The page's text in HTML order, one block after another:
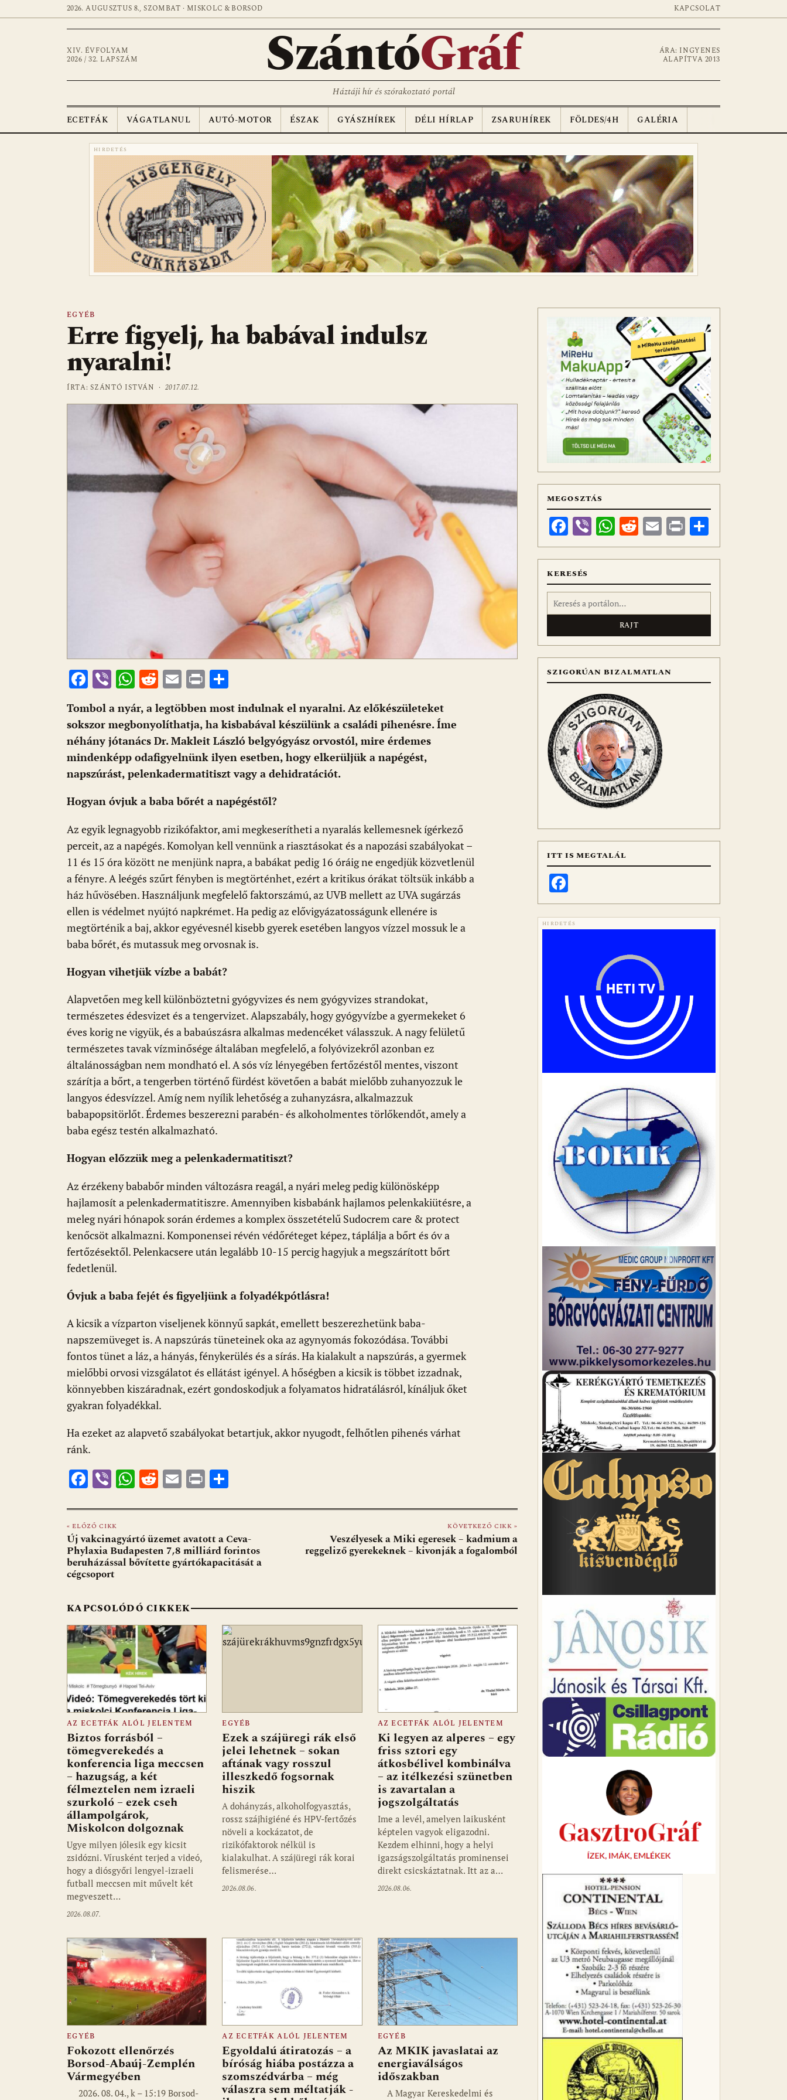
2026. AUGUSZTUS 8., SZOMBAT · MISKOLC & BORSOD KAPCSOLAT
XIV. ÉVFOLYAM
2026 / 32. LAPSZÁM
SzántóGráf
ÁRA: INGYENES
ALAPÍTVA 2013
Háztáji hír és szórakoztató portál
ECETFÁK VÁGATLANUL AUTÓ-MOTOR ÉSZAK GYÁSZHÍREK DÉLI HÍRLAP ZSARUHÍREK FÖLDES/4H GALÉRIA
HIRDETÉS
EGYÉB
Erre figyelj, ha babával indulsz
nyaralni!
ÍRTA: SZÁNTÓ ISTVÁN ·2017.07.12.
F
ac
e
b
o
o
Vi
er
W
h
at
s
A
p
R
d
di
t
E
m
ai
l
Pr
t
ss
za
m
e
g
Tombol a nyár, a legtöbben most indulnak el nyaralni. Az előkészületeket
sokszor megbonyolíthatja, ha kisbabával készülünk a családi pihenésre. Íme
néhány jótanács Dr. Makleit László belgyógyász orvostól, mire érdemes
mindenképp odafigyelnünk ilyen esetben, hogy elkerüljük a napégést,
napszúrást, pelenkadermatitiszt vagy a dehidratációt.
Hogyan óvjuk a baba bőrét a napégéstől?
Az egyik legnagyobb rizikófaktor, ami megkeserítheti a nyaralás kellemesnek ígérkező
perceit, az a napégés. Komolyan kell vennünk a riasztásokat és a napozási szabályokat –
11 és 15 óra között ne menjünk napra, a babákat pedig 16 óráig ne engedjük közvetlenül
a fényre. A leégés szűrt fényben is megtörténhet, ezért a kritikus órákat töltsük inkább a
ház hűvösében. Használjunk megfelelő faktorszámú, az UVB mellett az UVA sugárzás
ellen is védelmet nyújtó napkrémet. Ha pedig az elővigyázatosságunk ellenére is
megtörténik a baj, akkor egyévesnél kisebb gyerek esetében langyos vízzel mossuk le a
baba bőrét, és mutassuk meg orvosnak is.
Hogyan vihetjük vízbe a babát?
Alapvetően meg kell különböztetni gyógyvizes és nem gyógyvizes strandokat,
természetes édesvizet és a tengervizet. Alapszabály, hogy gyógyvízbe a gyermekeket 6
éves korig ne vigyük, és a babaúszásra alkalmas medencéket válasszuk. A nagy felületű
természetes tavak vízminősége általában megfelelő, a folyóvizekről azonban ez
általánosságban nem mondható el. A sós víz lényegében fertőzéstől mentes, viszont
szárítja a bőrt, a tengerben történő fürdést követően a babát mielőbb zuhanyozzuk le
langyos édesvízzel. Amíg nem nyílik lehetőség a zuhanyzásra, alkalmazzuk
babapopsitörlőt. Érdemes beszerezni parabén- és alkoholmentes törlőkendőt, amely a
baba egész testén alkalmazható.
Hogyan előzzük meg a pelenkadermatitiszt?
Az érzékeny bababőr minden változásra reagál, a nyári meleg pedig különösképp
hajlamosít a pelenkadermatitiszre. Amennyiben kisbabánk hajlamos pelenkakiütésre, a
meleg nyári hónapok során érdemes a komplex összetételű Sudocrem care & protect
kenőcsöt alkalmazni. Komponensei révén védőréteget képez, táplálja a bőrt és óv a
fertőzésektől. Pelenkacsere után legalább 10-15 percig hagyjuk a megszárított bőrt
fedetlenül.
Óvjuk a baba fejét és figyeljünk a folyadékpótlásra!
A kicsik a vízparton viseljenek könnyű sapkát, emellett beszerezhetünk baba-
napszemüveget is. A napszúrás tüneteinek oka az agynyomás fokozódása. További
fontos tünet a láz, a hányás, fénykerülés és a sírás. Ha kialakult a napszúrás, a gyermek
mielőbbi orvosi vizsgálatot és ellátást igényel. A hőségben a kicsik is többet izzadnak,
könnyebben kiszáradnak, ezért gondoskodjuk a folyamatos hidratálásról, kínáljuk őket
gyakran folyadékkal.
Ha ezeket az alapvető szabályokat betartjuk, akkor nyugodt, felhőtlen pihenés várhat
ránk.
F
e
b
o
o
Vi
er
W
at
s
A
p
R
d
di
t
E
ai
l
Pr
t za
m
e
g
« ELŐZŐ CIKK
Új vakcinagyártó üzemet avatott a Ceva-
Phylaxia Budapesten 7,8 milliárd forintos
beruházással bővítette gyártókapacitását a
cégcsoport
KÖVETKEZŐ CIKK »
Veszélyesek a Miki egeresek – kadmium a
reggeliző gyerekeknek – kivonják a fogalomból
KAPCSOLÓDÓ CIKKEK
AZ ECETFÁK ALÓL JELENTEM
Biztos forrásból –
tömegverekedés a
konferencia liga meccsen
– hazugság, a két
félmeztelen nem izraeli
szurkoló – ezek cseh
állampolgárok,
Miskolcon dolgoznak
Ugye milyen jólesik egy kicsit
zsidózni. Vírusként terjed a videó,
hogy a diósgyőri lengyel-izraeli
futball meccsen mit művelt két
megveszett…
2026.08.07.
EGYÉB
Ezek a szájüregi rák első
jelei lehetnek – sokan
aftának vagy rosszul
illeszkedő fogsornak
hiszik
A dohányzás, alkoholfogyasztás,
rossz szájhigiéné és HPV-fertőzés
növeli a kockázatot, de
rizikófaktorok nélkül is
kialakulhat. A szájüregi rák korai
felismerése…
2026.08.06.
AZ ECETFÁK ALÓL JELENTEM
Ki legyen az alperes – egy
friss sztori egy
átkosbélivel kombinálva
– az itélkezési szünetben
is zavartalan a
jogszolgáltatás
Ime a levél, amelyen laikusként
képtelen vagyok eligazodni.
Kezdem elhinni, hogy a helyi
igazságszolgáltatás prominensei
direkt csicskáztatnak. Itt az a…
2026.08.06.
EGYÉB
Fokozott ellenőrzés
Borsod-Abaúj-Zemplén
Vármegyében
2026. 08. 04., k – 15:19 Borsod-
AZ ECETFÁK ALÓL JELENTEM
Egyoldalú átiratozás – a
bíróság hiába postázza a
szomszédvárba – még
válaszra sem méltatják -
EGYÉB
Az MKIK javaslatai az
energiaválságos
időszakban
A Magyar Kereskedelmi és
MEGOSZTÁS
Facebook
ViberWhatsApp
Reddit
Email
Print
meg
KERESÉS
Keresés:
SZIGORÚAN BIZALMATLAN
ITT IS MEGTALÁL
HIRDETÉS